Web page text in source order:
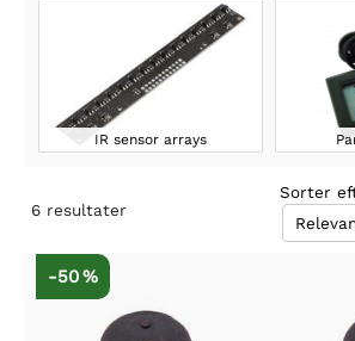
IR sensor arrays
6 resultater
Sorter
-50 %